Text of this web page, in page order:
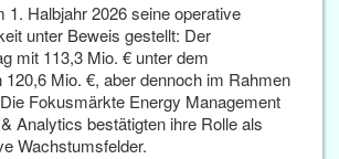
1. Halbjahr 2026 seine operative
unter Beweis gestellt: Der
mit 113,3 Mio. € unter dem
Mio. €, aber dennoch im Rahmen
Fokusmärkte Energy Management
Analytics bestätigten ihre Rolle als
Wachstumsfelder.